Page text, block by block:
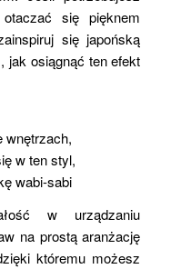
się pięknem
się japońską
jak osiągnąć ten efekt
wnętrzach,
w ten styl,
wabi-sabi
w urządzaniu
na prostą aranżację
któremu możesz